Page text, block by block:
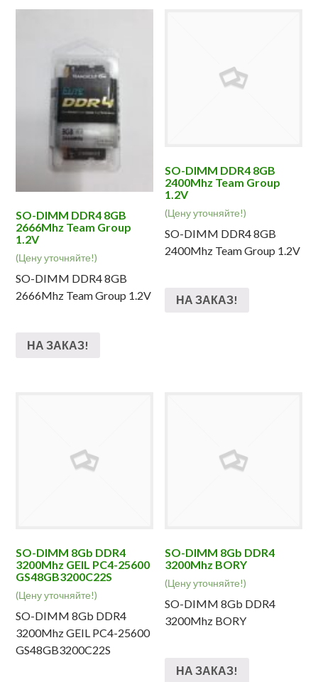
SO-DIMM DDR4 8GB
2666Mhz Team Group
1.2V
(Цену уточняйте!)
SO-DIMM DDR4 8GB
2666Mhz Team Group 1.2V
НА ЗАКАЗ!
SO-DIMM DDR4 8GB
2400Mhz Team Group
1.2V
(Цену уточняйте!)
SO-DIMM DDR4 8GB
2400Mhz Team Group 1.2V
НА ЗАКАЗ!
SO-DIMM 8Gb DDR4
3200Mhz GEIL PC4-25600
GS48GB3200C22S
(Цену уточняйте!)
SO-DIMM 8Gb DDR4
3200Mhz GEIL PC4-25600
GS48GB3200C22S
SO-DIMM 8Gb DDR4
3200Mhz BORY
(Цену уточняйте!)
SO-DIMM 8Gb DDR4
3200Mhz BORY
НА ЗАКАЗ!